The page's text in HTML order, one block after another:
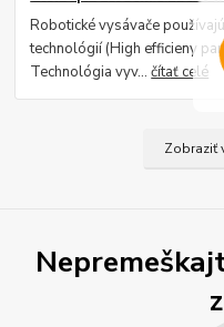
Robotické vysávače
technológií (High efficieny
Technológia vyv...čítať celé
Zobraziť